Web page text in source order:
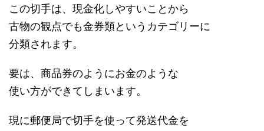
この切手は、現金化しやすいことから
古物の観点でも金券類というカテゴリーに
分類されます。
要は、商品券のようにお金のような
使い方ができてしまいます。
現に郵便局で切手を使って発送代金を